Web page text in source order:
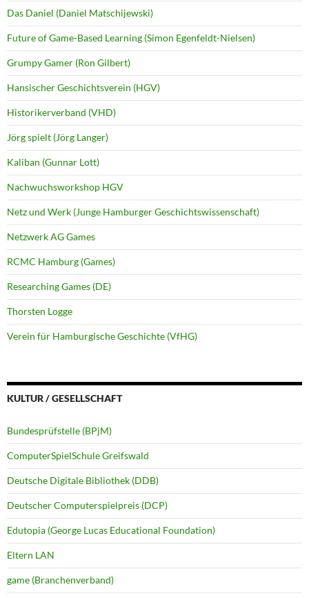
Das Daniel (Daniel Matschijewski)
Future of Game-Based Learning (Simon Egenfeldt-Nielsen)
Grumpy Gamer (Ron Gilbert)
Hansischer Geschichtsverein (HGV)
Historikerverband (VHD)
Jörg spielt (Jörg Langer)
Kaliban (Gunnar Lott)
Nachwuchsworkshop HGV
Netz und Werk (Junge Hamburger Geschichtswissenschaft)
Netzwerk AG Games
RCMC Hamburg (Games)
Researching Games (DE)
Thorsten Logge
Verein für Hamburgische Geschichte (VfHG)
KULTUR / GESELLSCHAFT
Bundesprüfstelle (BPjM)
ComputerSpielSchule Greifswald
Deutsche Digitale Bibliothek (DDB)
Deutscher Computerspielpreis (DCP)
Edutopia (George Lucas Educational Foundation)
Eltern LAN
game (Branchenverband)